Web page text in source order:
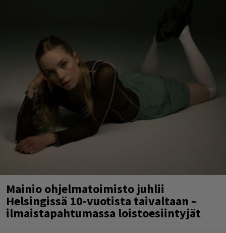
Mainio ohjelmatoimisto juhlii
Helsingissä 10-vuotista taivaltaan –
ilmaistapahtumassa loistoesiintyjät